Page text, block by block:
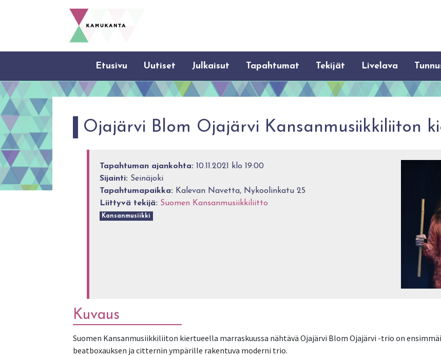
Etusivu Uutiset Julkaisut Tapahtumat Tekijät Livelava
Ojajärvi Blom Ojajärvi Kansanmusiikkiliiton
Tapahtuman ajankohta: 10.11.2021 klo 19:00
Sijainti: Seinäjoki
Tapahtumapaikka: Kalevan Navetta, Nykoolinkatu 25
Liittyvä tekijä: Suomen Kansanmusiikkiliitto
Kansanmusiikki
Kuvaus
Suomen Kansanmusiikkiliiton kiertueella marraskuussa nähtävä Ojajärvi Blom Ojajärvi -trio on
beatboxauksen ja citternin ympärille rakentuva moderni trio.